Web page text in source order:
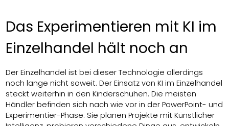
Das Experimentieren mit KI im
Einzelhandel hält noch an
Der Einzelhandel ist bei dieser Technologie allerdings
noch lange nicht soweit. Der Einsatz von KI im Einzelhandel
steckt weiterhin in den Kinderschuhen. Die meisten
Händler befinden sich nach wie vor in der PowerPoint- und
Experimentier-Phase. Sie planen Projekte mit Künstlicher